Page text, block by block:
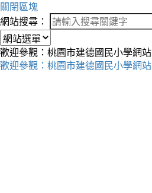
關閉區塊
網站搜尋：
歡迎參觀：桃園市建德國民小學網站
歡迎參觀：桃園市建德國民小學網站